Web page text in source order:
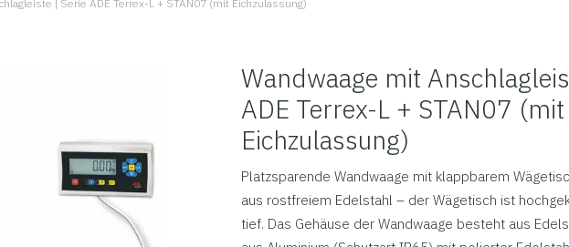
| Serie ADE Terrex-L + STAN07 (mit Eichzulassung)
Wandwaage mit
ADE Terrex-L + STAN07 (mit
Eichzulassung)
Platzsparende Wandwaage mit klappbarem
aus rostfreiem Edelstahl – der Wägetisch ist
tief. Das Gehäuse der Wandwaage besteht aus